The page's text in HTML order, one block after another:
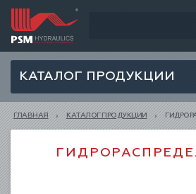
КАТАЛОГ ПРОДУКЦИИ
ГЛАВНАЯ КАТАЛОГ ПРОДУКЦИИ